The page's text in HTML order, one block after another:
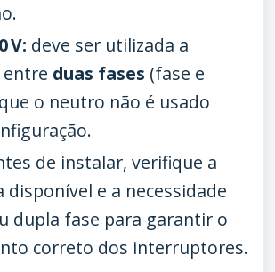
V: deve ser utilizada a
entre duas fases (fase e
o neutro não é usado
de instalar, verifique a
disponível e a necessidade
dupla fase para garantir o
correto dos interruptores.